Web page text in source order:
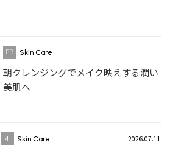
Skin Care
朝クレンジングでメイク映えする潤い
美肌へ
4 Skin Care 2026.07.11